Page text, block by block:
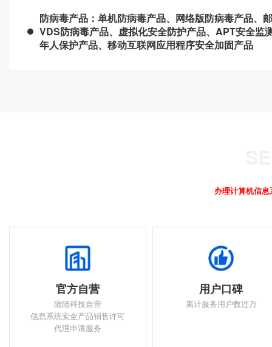
防病毒产品：单机防病毒产品、网络版防病毒产品、
VDS防病毒产品、虚拟化安全防护产品、APT安全监
年人保护产品、移动互联网应用程序安全加固产品
办理计算机信
官方自营
陆陆科技自营
信息系统安全产品销售许可
代理申请服务
用户口碑
累计服务用户数过万